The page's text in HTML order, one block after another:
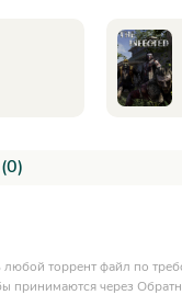
торрент файл по
принимаются через